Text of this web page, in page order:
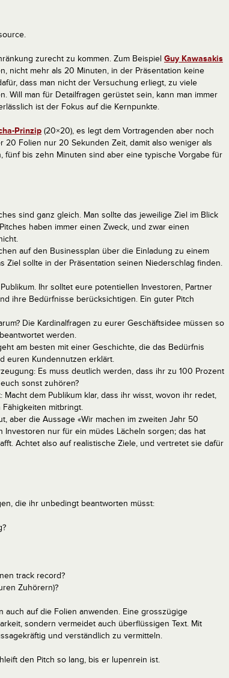
zurecht zu kommen. Zum Beispiel Guy Kawasakis
nicht mehr als 20 Minuten, in der Präsentation keine
dass man nicht der Versuchung erliegt, zu viele
Will man für Detailfragen gerüstet sein, kann man immer
ist der Fokus auf die Kernpunkte.
Prinzip (20×20), es legt dem Vortragenden aber noch
Folien nur 20 Sekunden Zeit, damit also weniger als
fünf bis zehn Minuten sind aber eine typische Vorgabe für
sind ganz gleich. Man sollte das jeweilige Ziel im Blick
haben immer einen Zweck, und zwar einen
auf den Businessplan über die Einladung zu einem
Ziel sollte in der Präsentation seinen Niederschlag finden.
Ihr solltet eure potentiellen Investoren, Partner
ihre Bedürfnisse berücksichtigen. Ein guter Pitch
Die Kardinalfragen zu eurer Geschäftsidee müssen so
werden.
am besten mit einer Geschichte, die das Bedürfnis
euren Kundennutzen erklärt.
Es muss deutlich werden, dass ihr zu 100 Prozent
sonst zuhören?
dem Publikum klar, dass ihr wisst, wovon ihr redet,
mitbringt.
aber die Aussage «Wir machen im zweiten Jahr 50
Investoren nur für ein müdes Lächeln sorgen; das hat
Achtet also auf realistische Ziele, und vertretet sie dafür
die ihr unbedingt beantworten müsst:
track record?
Zuhörern)?
auch auf die Folien anwenden. Eine grosszügige
sondern vermeidet auch überflüssigen Text. Mit
und verständlich zu vermitteln.
den Pitch so lang, bis er lupenrein ist.